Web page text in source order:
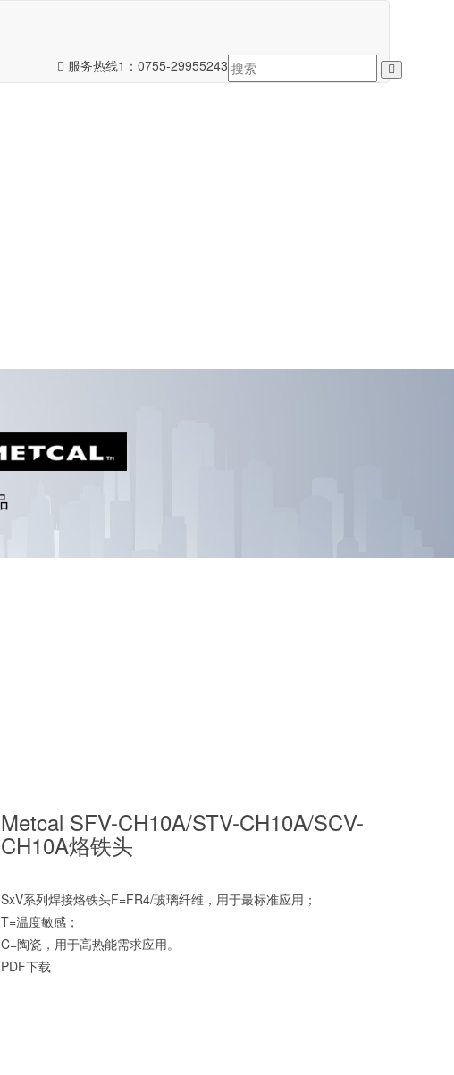
服务热线1： 0755-29955243
Metcal SFV-CH10A/STV-CH10A/SCV-
CH10A烙铁头
SxV系列焊接烙铁头F=FR4/玻璃纤维，用于最标准应用；
T=温度敏感；
C=陶瓷，用于高热能需求应用。
PDF下载